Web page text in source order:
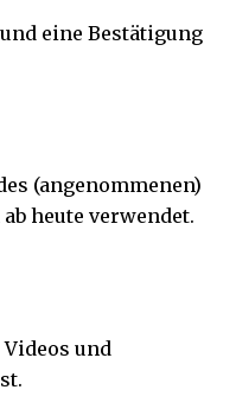
eine Bestätigung
(angenommenen)
heute verwendet.
Videos und